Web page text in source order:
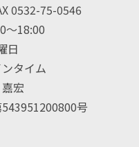
0532-75-0546
18:00
日
タイム
宏
号